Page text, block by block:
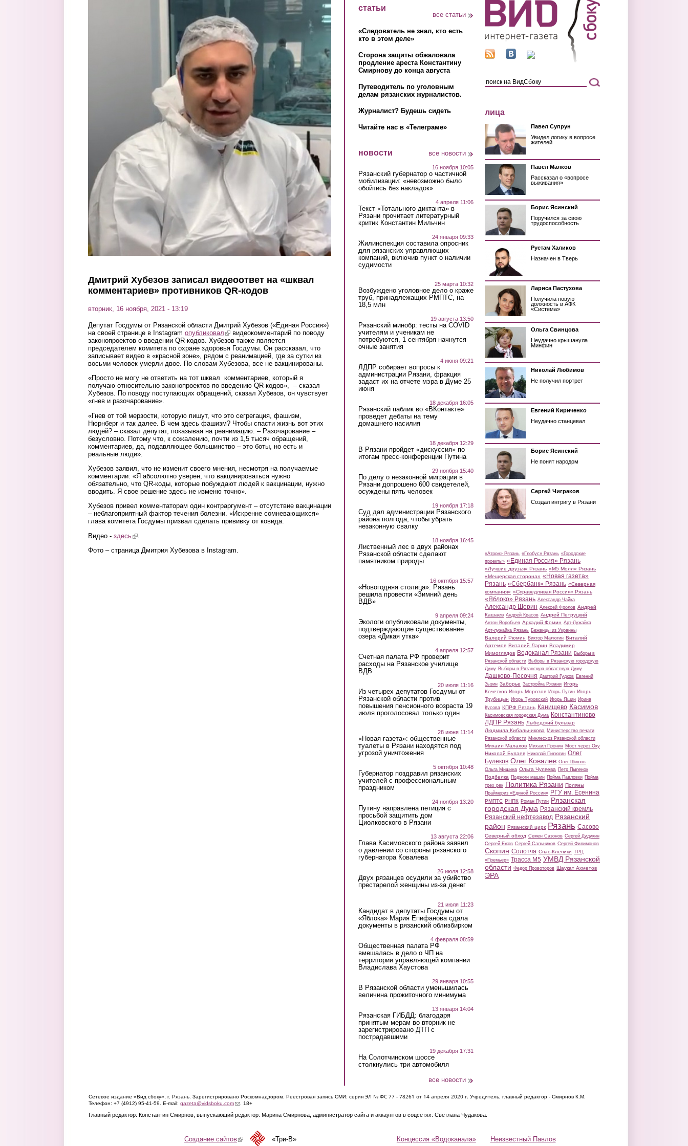
Дмитрий Хубезов записал видеоответ на «шквал
комментариев» противников QR-кодов
вторник, 16 ноября, 2021 - 13:19
Депутат Госдумы от Рязанской области Дмитрий Хубезов («Единая Россия»)
на своей странице в Instagram опубликовал (link is external)
видеокомментарий по поводу
законопроектов о введении QR-кодов. Хубезов также является
председателем комитета по охране здоровья Госдумы. Он рассказал, что
записывает видео в «красной зоне», рядом с реанимацией, где за сутки из
восьми человек умерли двое. По словам Хубезова, все не вакцинированы.
«Просто не могу не ответить на тот шквал комментариев, который я
получаю относительно законопроектов по введению QR-кодов», – сказал
Хубезов. По поводу поступающих обращений, сказал Хубезов, он чувствует
«гнев и разочарование».
«Гнев от той мерзости, которую пишут, что это сегрегация, фашизм,
Нюрнберг и так далее. В чем здесь фашизм? Чтобы спасти жизнь вот этих
людей? – сказал депутат, показывая на реанимацию. – Разочарование –
безусловно. Потому что, к сожалению, почти из 1,5 тысяч обращений,
комментариев, да, подавляющее большинство – это боты, но есть и
реальные люди».
Хубезов заявил, что не изменит своего мнения, несмотря на получаемые
комментарии: «Я абсолютно уверен, что вакцинироваться нужно
обязательно, что QR-коды, которые побуждают людей к вакцинации, нужно
вводить. Я свое решение здесь не изменю точно».
Хубезов привел комментаторам один контраргумент – отсутствие вакцинации
– неблагоприятный фактор течения болезни. «Искренне сомневающихся»
глава комитета Госдумы призвал сделать прививку от ковида.
Видео - здесь(link is external)
Фото – страница Дмитрия Хубезова в Instagram.
статьи
все статьи
«Следователь не знал, кто есть
кто в этом деле»
Сторона защиты обжаловала
продление ареста Константину
Смирнову до конца августа
Путеводитель по уголовным
делам рязанских журналистов.
Журналист? Будешь сидеть
Читайте нас в «Телеграме»
новости все новости
16 ноября 10:05
Рязанский губернатор о частичной
мобилизации: «невозможно было
обойтись без накладок»
4 апреля 11:06
Текст «Тотального диктанта» в
Рязани прочитает литературный
критик Константин Мильчин
24 января 09:33
Жилинспекция составила опросник
для рязанских управляющих
компаний, включив пункт о наличии
судимости
25 марта 10:32
Возбуждено уголовное дело о краже
труб, принадлежащих РМПТС, на
18,5 млн
19 августа 13:50
Рязанский минобр: тесты на COVID
учителям и ученикам не
потребуются, 1 сентября начнутся
очные занятия
4 июня 09:21
ЛДПР собирает вопросы к
администрации Рязани, фракция
задаст их на отчете мэра в Думе 25
июня
18 декабря 16:05
Рязанский паблик во «ВКонтакте»
проведет дебаты на тему
домашнего насилия
18 декабря 12:29
В Рязани пройдет «дискуссия» по
итогам пресс-конференции Путина
29 ноября 15:40
По делу о незаконной миграции в
Рязани допрошено 600 свидетелей,
осуждены пять человек
19 ноября 17:18
Суд дал администрации Рязанского
района полгода, чтобы убрать
незаконную свалку
18 ноября 16:45
Лиственный лес в двух районах
Рязанской области сделают
памятником природы
16 октября 15:57
«Новогодняя столица»: Рязань
решила провести «Зимний день
ВДВ»
9 апреля 09:24
Экологи опубликовали документы,
подтверждающие существование
озера «Дикая утка»
4 апреля 12:57
Счетная палата РФ проверит
расходы на Рязанское училище
ВДВ
20 июля 11:16
Из четырех депутатов Госдумы от
Рязанской области против
повышения пенсионного возраста 19
июля проголосовал только один
28 июня 11:14
«Новая газета»: общественные
туалеты в Рязани находятся под
угрозой уничтожения
5 октября 10:48
Губернатор поздравил рязанских
учителей с профессиональным
праздником
24 ноября 13:20
Путину направлена петиция с
просьбой защитить дом
Циолковского в Рязани
13 августа 22:06
Глава Касимовского района заявил
о давлении со стороны рязанского
губернатора Ковалева
26 июля 12:58
Двух рязанцев осудили за убийство
престарелой женщины из-за денег
21 июля 11:23
Кандидат в депутаты Госдумы от
«Яблока» Мария Епифанова сдала
документы в рязанский облизбирком
4 февраля 08:59
Общественная палата РФ
вмешалась в дело о ЧП на
территории управляющей компании
Владислава Хаустова
29 января 10:55
В Рязанской области уменьшилась
величина прожиточного минимума
13 января 14:04
Рязанская ГИБДД: благодаря
принятым мерам во вторник не
зарегистрировано ДТП с
пострадавшими
19 декабря 17:31
На Солотчинском шоссе
столкнулись три автомобиля
все новости
лица
Павел Супрун
Увидел логику в вопросе
жителей
Павел Малков
Рассказал о «вопросе
выживания»
Борис Ясинский
Поручился за свою
трудоспособность
Рустам Халиков
Назначен в Тверь
Лариса Пастухова
Получила новую
должность в АФК
«Система»
Ольга Свинцова
Неудачно крышанула
Минфин
Николай Любимов
Не получил портрет
Евгений Кириченко
Неудачно станцевал
Борис Ясинский
Не понят народом
Сергей Чиграков
Создал интригу в Рязани
«Атрон» Рязань «Глобус» Рязань «Городские
проекты» «Единая Россия» Рязань
«Лучшие друзья» Рязань «М5 Молл» Рязань
«Мещерская сторона» «Новая газета»
Рязань «Сбербанк» Рязань «Северная
компания» «Справедливая Россия» Рязань
«Яблоко» Рязань Александр Чайка
Александр Шерин Алексей Фролов Андрей
Кашаев Андрей Красов Андрей Петруцкий
Антон Воробьев Аркадий Фомин Арт-Лужайка
Арт-лужайка Рязань Беженцы из Украины
Валерий Рюмин Виктор Малюгин Виталий
Артемов Виталий Ларин Владимир
Мимоглядов Водоканал Рязани Выборы в
Рязанской области Выборы в Рязанскую городскую
Думу Выборы в Рязанскую областную Думу
Дашково-Песочня Дмитрий Гудков Евгений
Зызин Заборье Застройка Рязани Игорь
Кочетков Игорь Морозов Игорь Путин Игорь
Трубицын Игорь Туровский Игорь Яшин Ирина
Кусова КПРФ Рязань Канищево Касимов
Касимовская городская Дума Константиново
ЛДПР Рязань Лыбедский бульвар
Людмила Кибальникова Министерство печати
Рязанской области Минлесхоз Рязанской области
Михаил Малахов Михаил Пронин Мост через Оку
Николай Булаев Николай Пилюгин Олег
Булеков Олег Ковалев Олег Шишов
Ольга Мишина Ольга Чуляева Петр Пыленок
Подбелка Поджоги машин Пойма Павловки Пойма
трех рек Политика Рязани Поляны
Праймериз «Единой России» РГУ им. Есенина
РМПТС РНПК Роман Путин Рязанская
городская Дума Рязанский кремль
Рязанский нефтезавод Рязанский
район Рязанский цирк Рязань Сасово
Северный обход Семен Сазонов Сергей Дудукин
Сергей Ежов Сергей Сальников Сергей Филимонов
Скопин Солотча Спас-Клепики ТРЦ
«Премьер» Трасса М5 УМВД Рязанской
области Федор Провоторов Шаукат Ахметов
ЭРА
Сетевое издание «Вид сбоку», г. Рязань. Зарегистрировано Роскомнадзором. Реестровая запись СМИ: серия ЭЛ № ФС 77 - 78261 от 14 апреля 2020 г. Учредитель, главный редактор - Смирнов К.М.
Телефон: +7 (4912) 95-41-59. E-mail: gazeta@vidsboku.com(link sends e-mail)
. 18+
Главный редактор: Константин Смирнов, выпускающий редактор: Марина Смирнова, администратор сайта и аккаунтов в соцсетях: Светлана Чудакова.
Концессия «Водоканала» Неизвестный Павлов
Создание сайтов(link is external)«Три-В»